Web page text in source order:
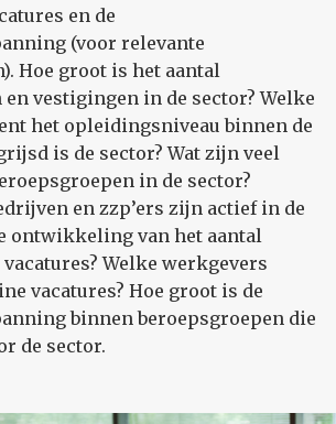
en de
(voor relevante
Hoe groot is het aantal
vestigingen in de sector? Welke
het opleidingsniveau binnen de
is de sector? Wat zijn veel
in de sector?
en zzp’ers zijn actief in de
ontwikkeling van het aantal
Welke werkgevers
vacatures? Hoe groot is de
binnen beroepsgroepen die
de sector.